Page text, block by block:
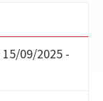
15/09/2025 -